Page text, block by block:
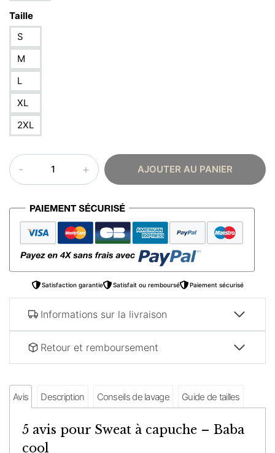
Taille
S
M
L
XL
2XL
quantité
de
à
capuche
Baba
AJOUTER AU PANIER
Satisfaction garantie Satisfait ou remboursé Paiement sécurisé
Informations sur la livraison
Retour et remboursement
Avis Description Conseils de lavage Guide de tailles
5 avis pour Sweat à capuche – Baba
cool